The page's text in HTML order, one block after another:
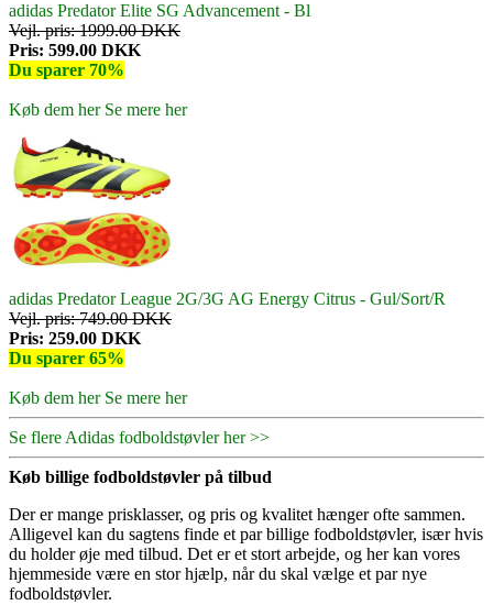
adidas Predator Elite SG Advancement - Bl
Vejl. pris: 1999.00 DKK
Pris: 599.00 DKK
Du sparer 70%
Køb dem herSe mere her
adidas Predator League 2G/3G AG Energy Citrus - Gul/Sort/R
Vejl. pris: 749.00 DKK
Pris: 259.00 DKK
Du sparer 65%
Køb dem herSe mere her
Se flere Adidas fodboldstøvler her >>
Køb billige fodboldstøvler på tilbud
Der er mange prisklasser, og pris og kvalitet hænger ofte sammen.
Alligevel kan du sagtens finde et par billige fodboldstøvler, især hvis
du holder øje med tilbud. Det er et stort arbejde, og her kan vores
hjemmeside være en stor hjælp, når du skal vælge et par nye
fodboldstøvler.